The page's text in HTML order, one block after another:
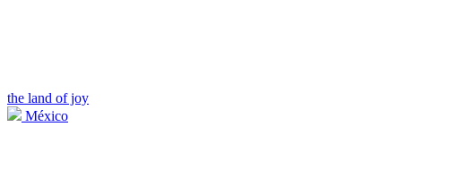
the land of joy
México